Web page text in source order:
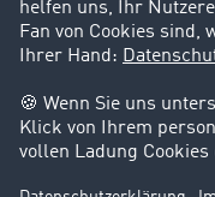
Kontakt
Rechtliches
Impressum
AGB